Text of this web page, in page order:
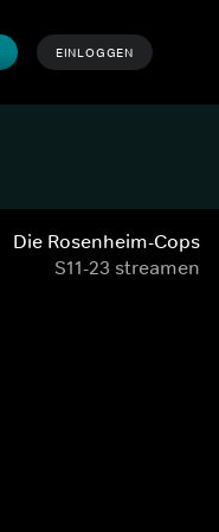
EINLOGGEN
Die Rosenheim-Cops
S11-23 streamen